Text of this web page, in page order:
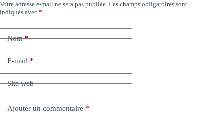
Votre adresse e-mail ne sera pas publiée. Les champs obligatoires sont
indiqués avec *
Nom*
E-mail*
Site web
Ajouter un commentaire *